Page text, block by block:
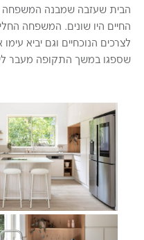
הבית שעזבה שמבנה המשפחה
החיים היו שונים. המשפחה
לצרכים הנוכחיים וגם יביא
שספגו במשך התקופה מעבר